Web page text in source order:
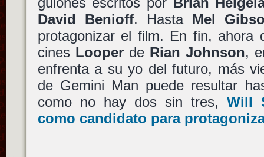
David Benioff. Hasta Mel
protagonizar el film. En fin, ahora
cines Looperde Rian Johnson,
enfrenta a su yo del futuro, más
de Gemini Man puede resultar
como no hay dos sin tres,Will
como candidato para